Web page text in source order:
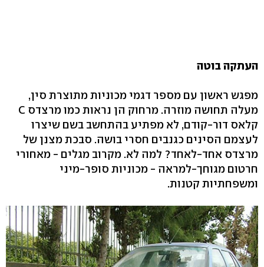
העתקה בוטה
מפגש ראשון עם מספר דגמי מכוניות מתוצרת סין,
מעלה תחושה מוזרה. מרחוק הן נראות כמו מרצדס C
קלאס דור-קודם, לא מפתיע בהתחשב בשם שיצרו
לעצמם הסינים כגנבים חסרי בושה. סבכת מצנן של
מרצדס אחד-לאחד? למה לא. מקרוב מגלים - מאחורי
חרטום מגוחך-למראה - מכוניות סופר-מיני
ומשפחתיות קטנות.